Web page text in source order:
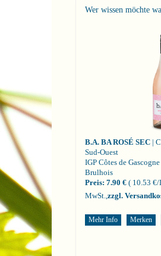
Wer wissen möchte
B.A. BA ROSÉ SEC |
Sud-Ouest
IGP Côtes de
Brulhois
Preis: 7.90 € ( 10.53
MwSt., zzgl.
Mehr Info Merken